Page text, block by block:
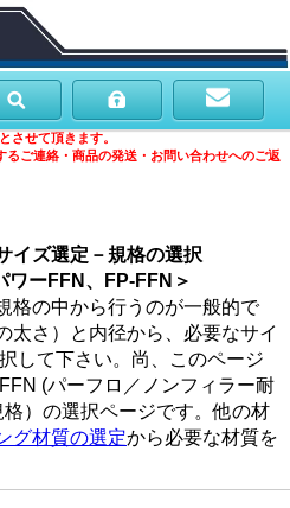
させて頂きます。
ご連絡・商品の発送・お問い合わせへのご返
イズ選定－規格の選択
ワーFFN、FP-FFN＞
格の中から行うのが一般的で
太さ）と内径から、必要なサイ
して下さい。尚、このページ
(パーフロ／ノンフィラー耐
）の選択ページです。他の材
グ材質の選定から必要な材質を